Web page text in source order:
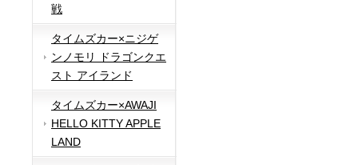
戦
タイムズカー×ニジゲ
ンノモリ ドラゴンクエ
スト アイランド
タイムズカー×AWAJI
HELLO KITTY APPLE
LAND